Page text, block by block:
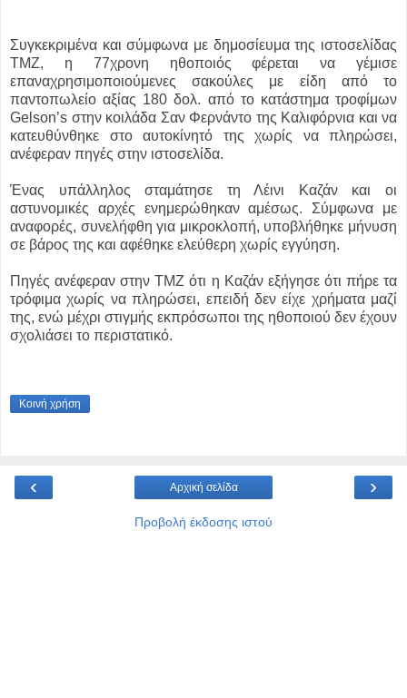
Συγκεκριμένα και σύμφωνα με δημοσίευμα της ιστοσελίδας
TMZ, η 77χρονη ηθοποιός φέρεται να γέμισε
επαναχρησιμοποιούμενες σακούλες με είδη από το
παντοπωλείο αξίας 180 δολ. από το κατάστημα τροφίμων
Gelson’s στην κοιλάδα Σαν Φερνάντο της Καλιφόρνια και να
κατευθύνθηκε στο αυτοκίνητό της χωρίς να πληρώσει,
ανέφεραν πηγές στην ιστοσελίδα.
Ένας υπάλληλος σταμάτησε τη Λέινι Καζάν και οι
αστυνομικές αρχές ενημερώθηκαν αμέσως. Σύμφωνα με
αναφορές, συνελήφθη για μικροκλοπή, υποβλήθηκε μήνυση
σε βάρος της και αφέθηκε ελεύθερη χωρίς εγγύηση.
Πηγές ανέφεραν στην TMZ ότι η Καζάν εξήγησε ότι πήρε τα
τρόφιμα χωρίς να πληρώσει, επειδή δεν είχε χρήματα μαζί
της, ενώ μέχρι στιγμής εκπρόσωποι της ηθοποιού δεν έχουν
σχολιάσει το περιστατικό.
Κοινή χρήση
‹ ›
Αρχική σελίδα
Προβολή έκδοσης ιστού